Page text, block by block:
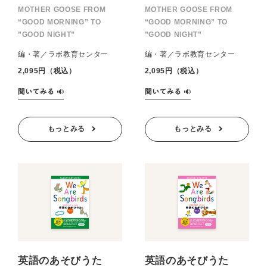
MOTHER GOOSE FROM
“GOOD MORNING” TO
”GOOD NIGHT”
編・著／ラボ教育センター
2,095円（税込）
もっとみる
MOTHER GOOSE FROM
“GOOD MORNING” TO
”GOOD NIGHT”
編・著／ラボ教育センター
2,095円（税込）
もっとみる
英語のあそびうた 英語のあそびうた